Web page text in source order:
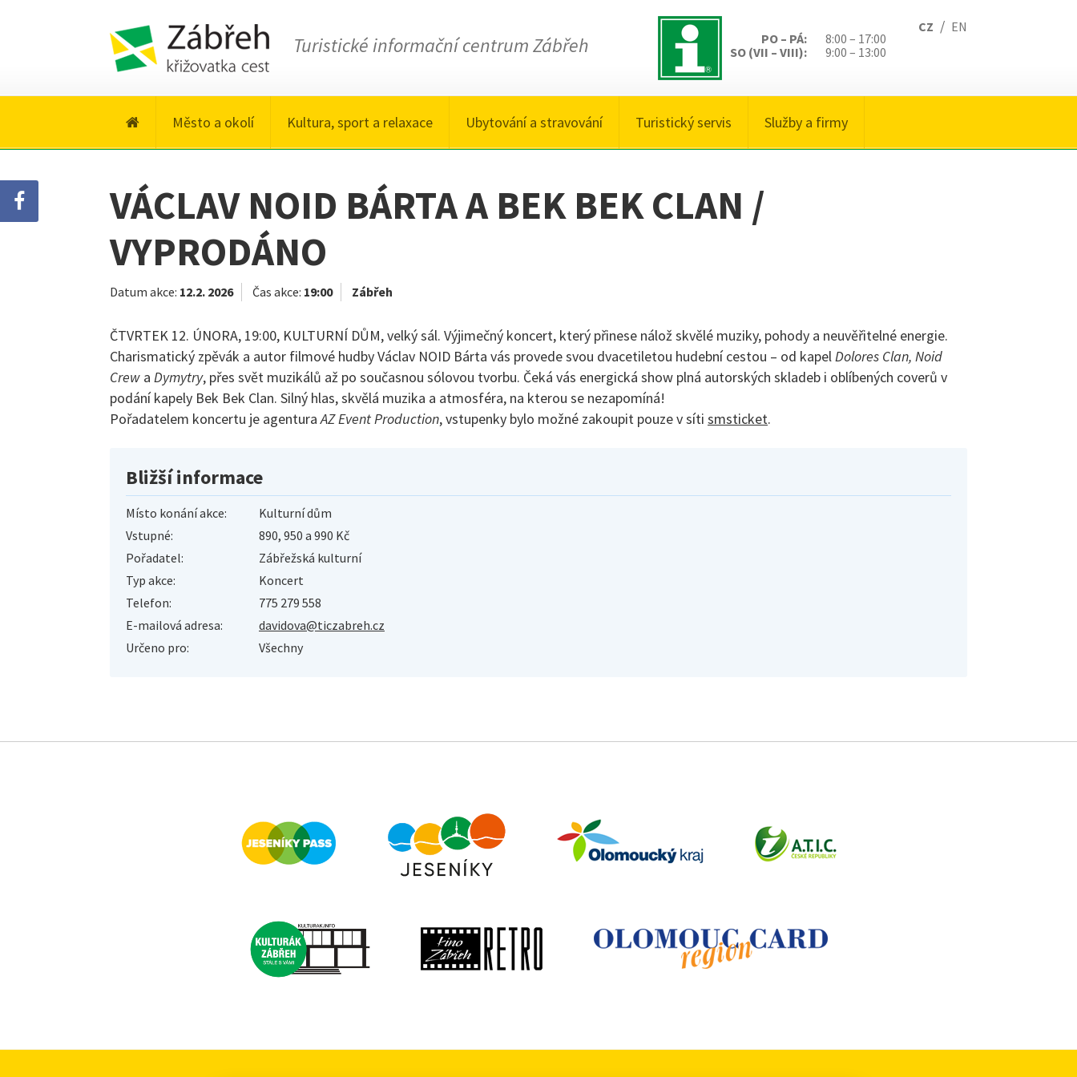
Turistické informační centrum Zábřeh
CZ / EN
PO – PÁ:
8:00 – 17:00
SO (VII – VIII):
9:00 – 13:00
Město a okolí Kultura, sport a relaxace Ubytování a stravování Turistický servis Služby a firmy
VÁCLAV NOID BÁRTA A BEK BEK CLAN /
VYPRODÁNO
Datum akce: 12.2. 2026 Čas akce: 19:00 Zábřeh
ČTVRTEK 12. ÚNORA, 19:00, KULTURNÍ DŮM, velký sál. Výjimečný koncert, který přinese nálož skvělé muziky, pohody a neuvěřitelné energie.
Charismatický zpěvák a autor filmové hudby Václav NOID Bárta vás provede svou dvacetiletou hudební cestou – od kapelDolores Clan, Noid
Crew a Dymytry, přes svět muzikálů až po současnou sólovou tvorbu. Čeká vás energická show plná autorských skladeb i oblíbených coverů v
podání kapely Bek Bek Clan. Silný hlas, skvělá muzika a atmosféra, na kterou se nezapomíná!
Pořadatelem koncertu je agenturaAZ Event Production, vstupenky bylo možné zakoupit pouze v síti smsticket.
Bližší informace
Místo konání akce:
Kulturní dům
Vstupné:
890, 950 a 990 Kč
Pořadatel:
Zábřežská kulturní
Typ akce:
Koncert
Telefon:
775 279 558
E-mailová adresa:
davidova@ticzabreh.cz
Určeno pro:
Všechny